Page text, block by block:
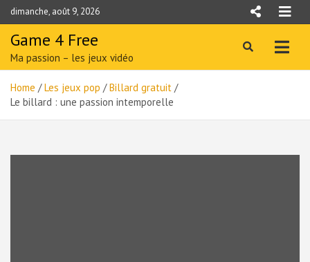
Skip
to
content
dimanche, août 9, 2026
Game 4 Free
Ma passion – les jeux vidéo
Home Les jeux pop
Billard gratuit
Le billard : une passion intemporelle